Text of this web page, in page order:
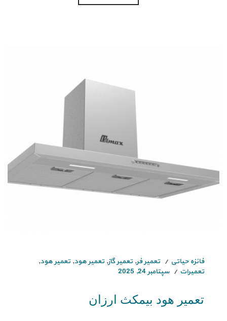
فائزه حیاتی تعمیر فر, تعمیر گاز, تعمیر هود, تعمیر هود,
تعمیرات
سپتامبر 24, 2025
تعمیر هود بیمکث ارزان